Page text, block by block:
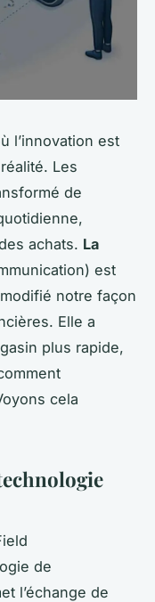
l’innovation est
Les
de
achats. La
est
notre façon
Elle a
plus rapide,
cela
de
l’échange de